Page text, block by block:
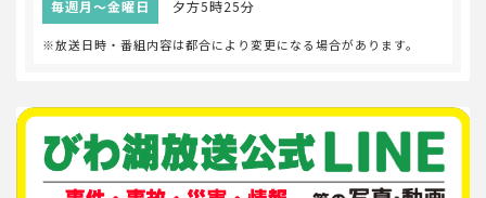
毎週月～金曜日 夕方5時25分
※放送日時・番組内容は都合により変更になる場合があります。